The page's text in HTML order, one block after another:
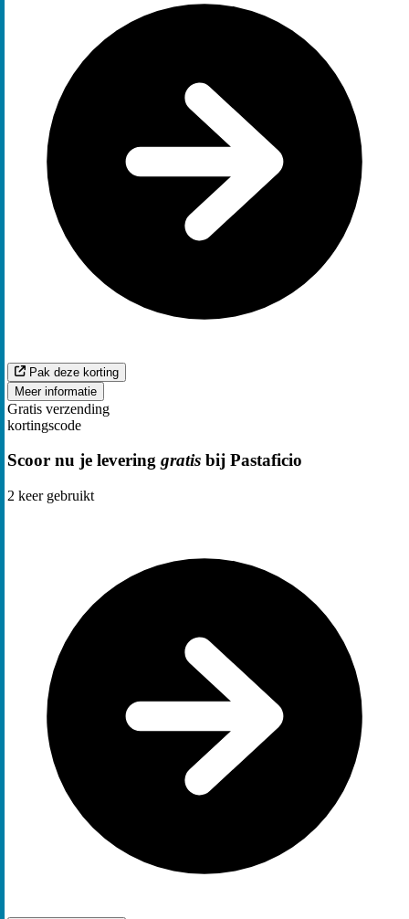
Pak deze korting
Meer informatie
Gratis verzending
kortingscode
Scoor nu je levering gratis bij Pastaficio
2 keer gebruikt